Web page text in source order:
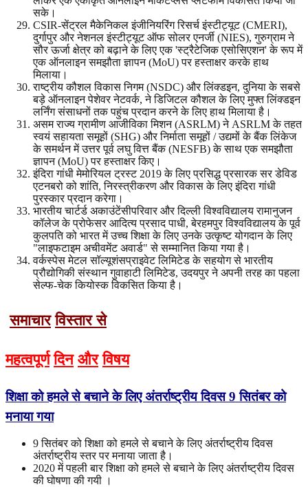
सके।
CSIR-सेंट्रल मैकेनिकल इंजीनियरिंग रिसर्च इंस्टीट्यूट (CMERI),
दुर्गापुर और नेशनल इंस्टीट्यूट ऑफ सोलर एनर्जी (NIES), गुरुग्राम ने
सौर ऊर्जा क्षेत्र को बढ़ाने के लिए एक 'स्ट्रैटेजिक एसोसिएशन' के रूप में
एक ऑनलाइन समझौता ज्ञापन (MoU) पर हस्ताक्षर करके हाथ
मिलाया।
राष्ट्रीय कौशल विकास निगम (NSDC) और लिंक्डइन, दुनिया के सबसे
बड़े ऑनलाइन पेशेवर नेटवर्क, ने डिजिटल कौशल के लिए मुफ्त लिंक्डइन
लर्निंग संसाधनों तक पहुंच प्रदान करने के लिए हाथ मिलाया है।
असम राज्य ग्रामीण आजीविका मिशन (ASRLM) ने ASRLM के तहत
स्वयं सहायता समूहों (SHG) और निर्माता समूहों / उद्यमों के बैंक लिंकेज
के समर्थन में उत्तर पूर्व लघु वित्त बैंक (NESFB) के साथ एक समझौता
ज्ञापन (MoU) पर हस्ताक्षर किए।
इंदिरा गांधी मेमोरियल ट्रस्ट 2019 के लिए प्रसिद्ध प्रसारक सर डेविड
एटनबरो को शांति, निरस्त्रीकरण और विकास के लिए इंदिरा गांधी
पुरस्कार प्रदान करेगा।
भारतीय चार्टर्ड अकाउंटेंसीपरिवार और दिल्ली विश्वविद्यालय रामानुजन
कॉलेज के प्रोफेसर आदित्य प्रसाद पाधी, बेरहमपुर विश्वविद्यालय के पूर्व
कुलपति को भारत में उच्च शिक्षा के लिए उनके उत्कृष्ट योगदान के लिए
"लाइफटाइम अचीवमेंट अवार्ड" से सम्मानित किया गया है।
वर्कस्पेस मेटल सॉल्यूशंसप्राइवेट लिमिटेड के सहयोग से भारतीय
प्रौद्योगिकी संस्थान गुवाहाटी लिमिटेड, उदयपुर ने अपनी तरह का पहला
सेल्फ-चेक कियोस्क विकसित किया है।
समाचार विस्तार से
महत्वपूर्ण दिन और विषय
शिक्षा को हमले से बचाने के लिए अंतर्राष्ट्रीय दिवस 9 सितंबर को
मनाया गया
9 सितंबर को शिक्षा को हमले से बचाने के लिए अंतर्राष्ट्रीय दिवस
अंतर्राष्ट्रीय स्तर पर मनाया जाता है।
2020 में पहली बार शिक्षा को हमले से बचाने के लिए अंतर्राष्ट्रीय दिवस
की घोषणा की गयी ।